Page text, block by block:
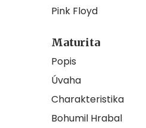
Pink Floyd
Maturita
Popis
Úvaha
Charakteristika
Bohumil Hrabal